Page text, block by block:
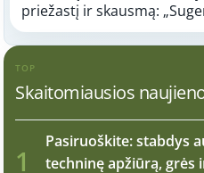
priežastį ir skausmą:
TOP
Skaitomiausios
1
Pasiruoškite: stabdys
techninę apžiūrą, grės